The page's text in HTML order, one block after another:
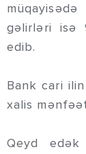
gəlirləri isə
edib.
Bank cari
xalis
Qeyd